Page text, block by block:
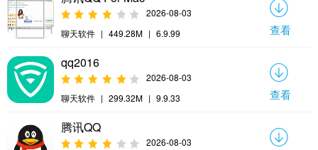
2026-08-03
聊天软件 | 449.28M | 6.9.99 查看
qq2016
2026-08-03
聊天软件 | 299.32M | 9.9.33 查看
腾讯QQ
2026-08-03